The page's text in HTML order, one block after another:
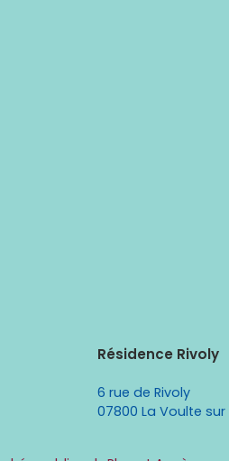
Résidence Rivoly
6 rue de Rivoly
07800 La Voulte sur